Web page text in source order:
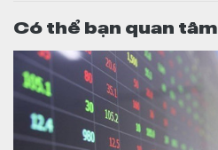
Có thể bạn quan tâm